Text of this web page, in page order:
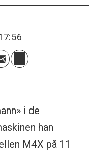
i de
han
M4X på 11